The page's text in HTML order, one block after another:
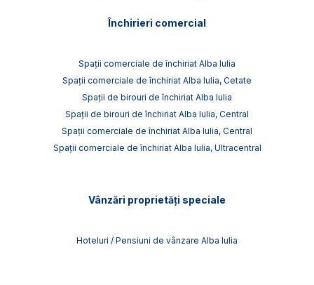
Închirieri comercial
Spații comerciale de închiriat Alba Iulia
Spații comerciale de închiriat Alba Iulia, Cetate
Spații de birouri de închiriat Alba Iulia
Spații de birouri de închiriat Alba Iulia, Central
Spații comerciale de închiriat Alba Iulia, Central
Spații comerciale de închiriat Alba Iulia, Ultracentral
Vânzări proprietăți speciale
Hoteluri / Pensiuni de vânzare Alba Iulia